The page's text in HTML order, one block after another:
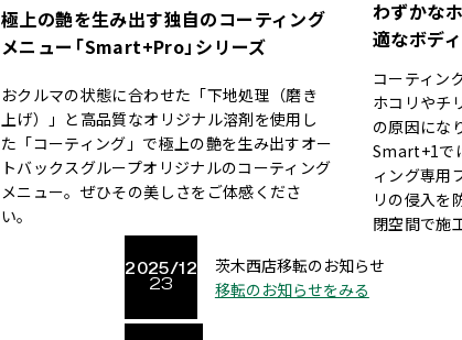
極上の艶を生み出す独自のコーティング
メニュー「Smart+Pro」シリーズ
おクルマの状態に合わせた「下地処理（磨き
上げ）」と高品質なオリジナル溶剤を使用し
た「コーティング」で極上の艶を生み出すオー
トバックスグループオリジナルのコーティング
メニュー。ぜひその美しさをご体感くださ
い。
わずかな
適なボデ
コーティン
ホコリやチ
の原因にな
Smart+1で
ィング専用
リの侵入を
閉空間で施
2025/12
23
茨木西店移転のお知らせ
移転のお知らせをみる